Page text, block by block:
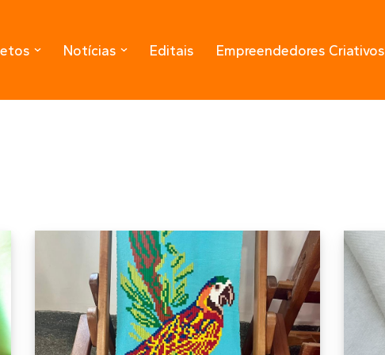
Notícias Editais Empreendedores Criativos